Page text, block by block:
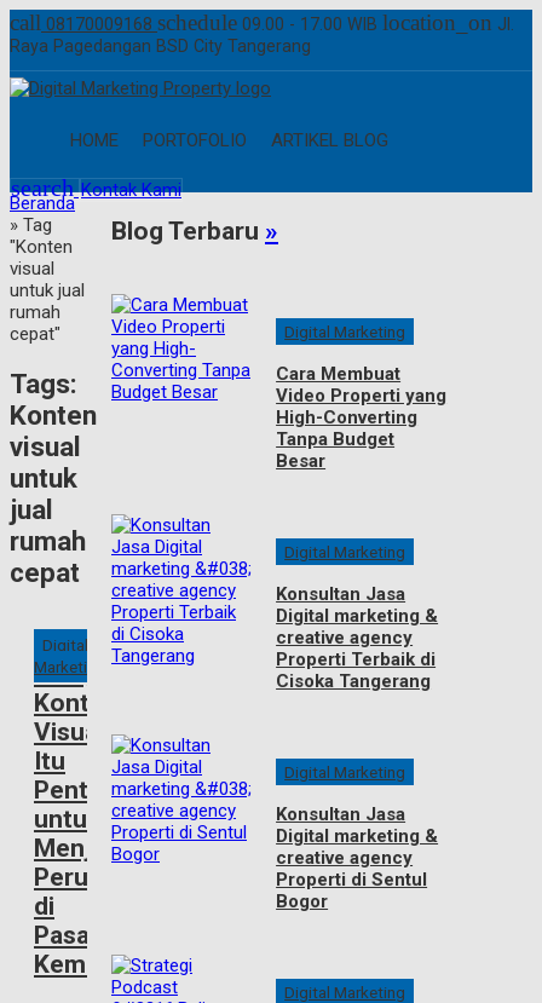
call 08170009168 schedule 09.00 - 17.00 WIB location_on Jl.
Raya Pagedangan BSD City Tangerang
HOME PORTOFOLIO ARTIKEL BLOG
search Kontak Kami
Beranda
» Tag
"Konten
visual
untuk jual
rumah
cepat"
Tags:
Konten
visual
untuk
jual
rumah
cepat
Digital
Marketing
Mengapa
Konten
Visual
Itu
Penting
untuk
Menjual
Perumahan
di
Pasar
Kemis?
Blog Terbaru »
Digital Marketing
Cara Membuat
Video Properti yang
High-Converting
Tanpa Budget
Besar
Digital Marketing
Konsultan Jasa
Digital marketing &
creative agency
Properti Terbaik di
Cisoka Tangerang
Digital Marketing
Konsultan Jasa
Digital marketing &
creative agency
Properti di Sentul
Bogor
Digital Marketing